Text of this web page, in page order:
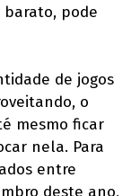
barato, pode
de jogos
o
mesmo ficar
nela. Para
entre
deste ano,